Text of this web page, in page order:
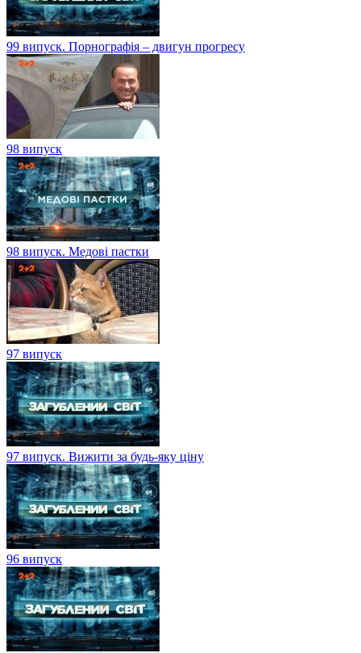
99 випуск. Порнографія – двигун прогресу
98 випуск
98 випуск. Медові пастки
97 випуск
97 випуск. Вижити за будь-яку ціну
96 випуск